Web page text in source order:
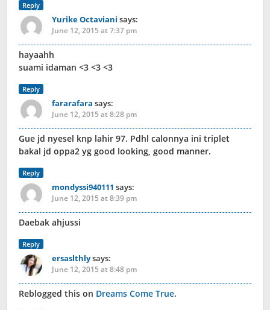
Reply
Yurike Octaviani says:
June 12, 2015 at 7:37 pm
hayaahh
suami idaman <3 <3 <3
Reply
fararafara says:
June 12, 2015 at 8:28 pm
Gue jd nyesel knp lahir 97. Pdhl calonnya ini triplet
bakal jd oppa2 yg good looking, good manner.
Reply
mondyssi940111 says:
June 12, 2015 at 8:39 pm
Daebak ahjussi
Reply
ersaslthlysays:
June 12, 2015 at 8:48 pm
Reblogged this on Dreams Come True.